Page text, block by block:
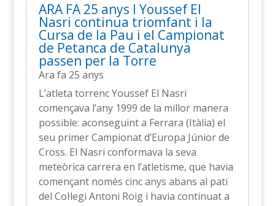
ARA FA 25 anys l Youssef El
Nasri continua triomfant i la
Cursa de la Pau i el Campionat
de Petanca de Catalunya
passen per la Torre
Ara fa 25 anys
L’atleta torrenc Youssef El Nasri
començava l’any 1999 de la millor manera
possible: aconseguint a Ferrara (Itàlia) el
seu primer Campionat d’Europa Júnior de
Cross. El Nasri conformava la seva
meteòrica carrera en l’atletisme, que havia
començant només cinc anys abans al pati
del Col·legi Antoni Roig i havia continuat a